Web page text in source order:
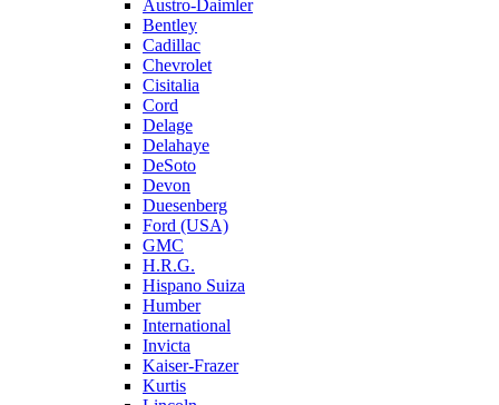
Austro-Daimler
Bentley
Cadillac
Chevrolet
Cisitalia
Cord
Delage
Delahaye
DeSoto
Devon
Duesenberg
Ford (USA)
GMC
H.R.G.
Hispano Suiza
Humber
International
Invicta
Kaiser-Frazer
Kurtis